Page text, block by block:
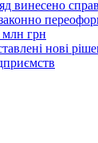
винесено
млн грн
нові